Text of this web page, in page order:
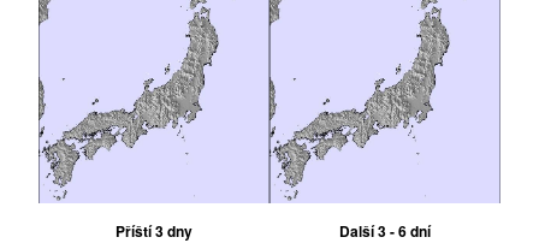
Příští 3 dny Další 3 - 6 dní